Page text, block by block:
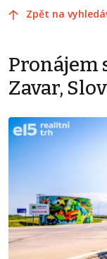
Zpět na
Pronájem
Zavar,